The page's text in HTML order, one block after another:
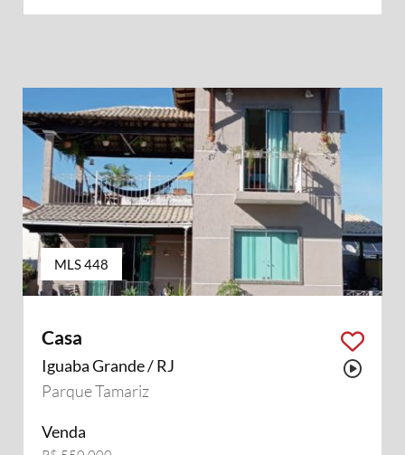
MLS 448
Casa
Iguaba Grande / RJ
Parque Tamariz
Venda